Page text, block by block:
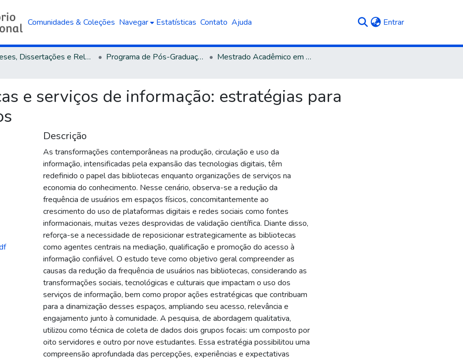
Comunidades & Coleções Navegar Estatísticas Contato Ajuda Entrar(current)
Teses, Dissertações e Relatórios defendidos na UCS Programa de Pós-Graduação em Administração
Mestrado Acadêmico em Administração
e serviços de informação: estratégias para
Descrição
As transformações contemporâneas na produção, circulação e uso da
informação, intensificadas pela expansão das tecnologias digitais, têm
redefinido o papel das bibliotecas enquanto organizações de serviços na
economia do conhecimento. Nesse cenário, observa-se a redução da
frequência de usuários em espaços físicos, concomitantemente ao
crescimento do uso de plataformas digitais e redes sociais como fontes
informacionais, muitas vezes desprovidas de validação científica. Diante disso,
reforça-se a necessidade de reposicionar estrategicamente as bibliotecas
como agentes centrais na mediação, qualificação e promoção do acesso à
informação confiável. O estudo teve como objetivo geral compreender as
causas da redução da frequência de usuários nas bibliotecas, considerando as
transformações sociais, tecnológicas e culturais que impactam o uso dos
serviços de informação, bem como propor ações estratégicas que contribuam
para a dinamização desses espaços, ampliando seu acesso, relevância e
engajamento junto à comunidade. A pesquisa, de abordagem qualitativa,
utilizou como técnica de coleta de dados dois grupos focais: um composto por
oito servidores e outro por nove estudantes. Essa estratégia possibilitou uma
compreensão aprofundada das percepções, experiências e expectativas